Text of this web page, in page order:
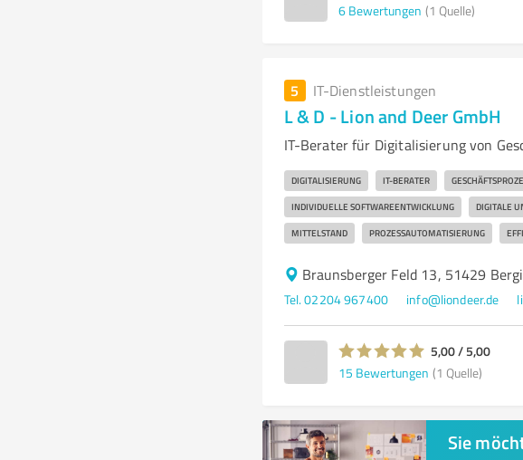
6 Bewertungen (1 Quelle)
5 IT-Dienstleistungen
L & D - Lion and Deer GmbH
IT-Berater für Digitalisierung von
DIGITALISIERUNG IT-BERATER
INDIVIDUELLE SOFTWAREENTWICKLUNG DIGITALE
MITTELSTAND PROZESSAUTOMATISIERUNG
Braunsberger Feld 13, 51429
Tel. 02204 967400 info@liondeer.de
5,00 / 5,00
15 Bewertungen (1 Quelle)
Sie